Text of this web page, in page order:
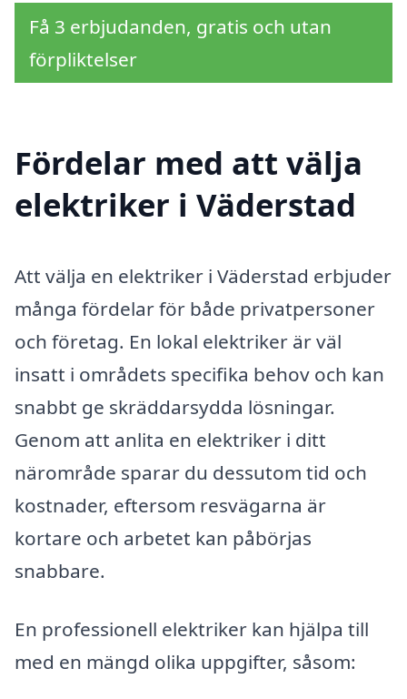
Få 3 erbjudanden, gratis och utan
förpliktelser
Fördelar med att välja
elektriker i Väderstad
Att välja en elektriker i Väderstad erbjuder
många fördelar för både privatpersoner
och företag. En lokal elektriker är väl
insatt i områdets specifika behov och kan
snabbt ge skräddarsydda lösningar.
Genom att anlita en elektriker i ditt
närområde sparar du dessutom tid och
kostnader, eftersom resvägarna är
kortare och arbetet kan påbörjas
snabbare.
En professionell elektriker kan hjälpa till
med en mängd olika uppgifter, såsom: